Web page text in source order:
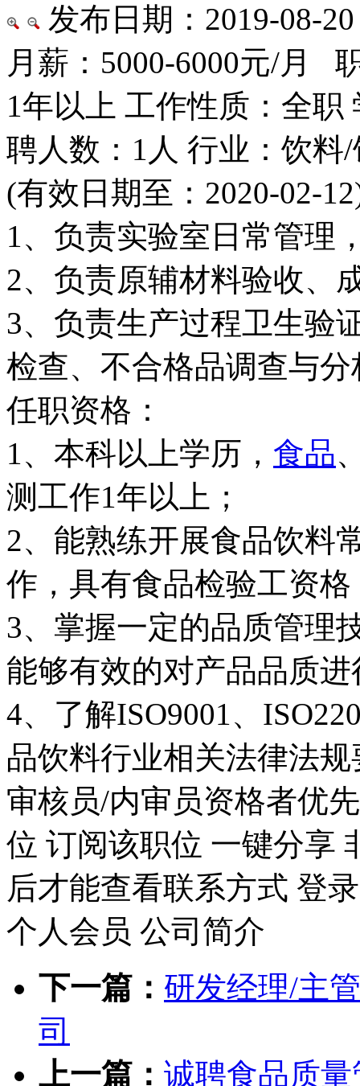
发布日期：2019-08-
月薪：5000-6000元/月
1年以上 工作性质：全
聘人数：1人 行业：饮料
(有效日期至：2020-02-
1、负责实验室日常管理
2、负责原辅材料验收、
3、负责生产过程卫生验
检查、不合格品调查与
任职资格：
1、本科以上学历， 食品
测工作1年以上；
2、能熟练开展食品饮料
作，具有食品检验工资格
3、掌握一定的品质管理
能够有效的对产品品质
4、了解ISO9001、
品饮料行业相关法律法
审核员/内审员资格者优
位 订阅该职位 一键分享
后才能查看联系方式 登
个人会员 公司简介
下一篇： 研发经理/主
司
上一篇： 诚聘食品质